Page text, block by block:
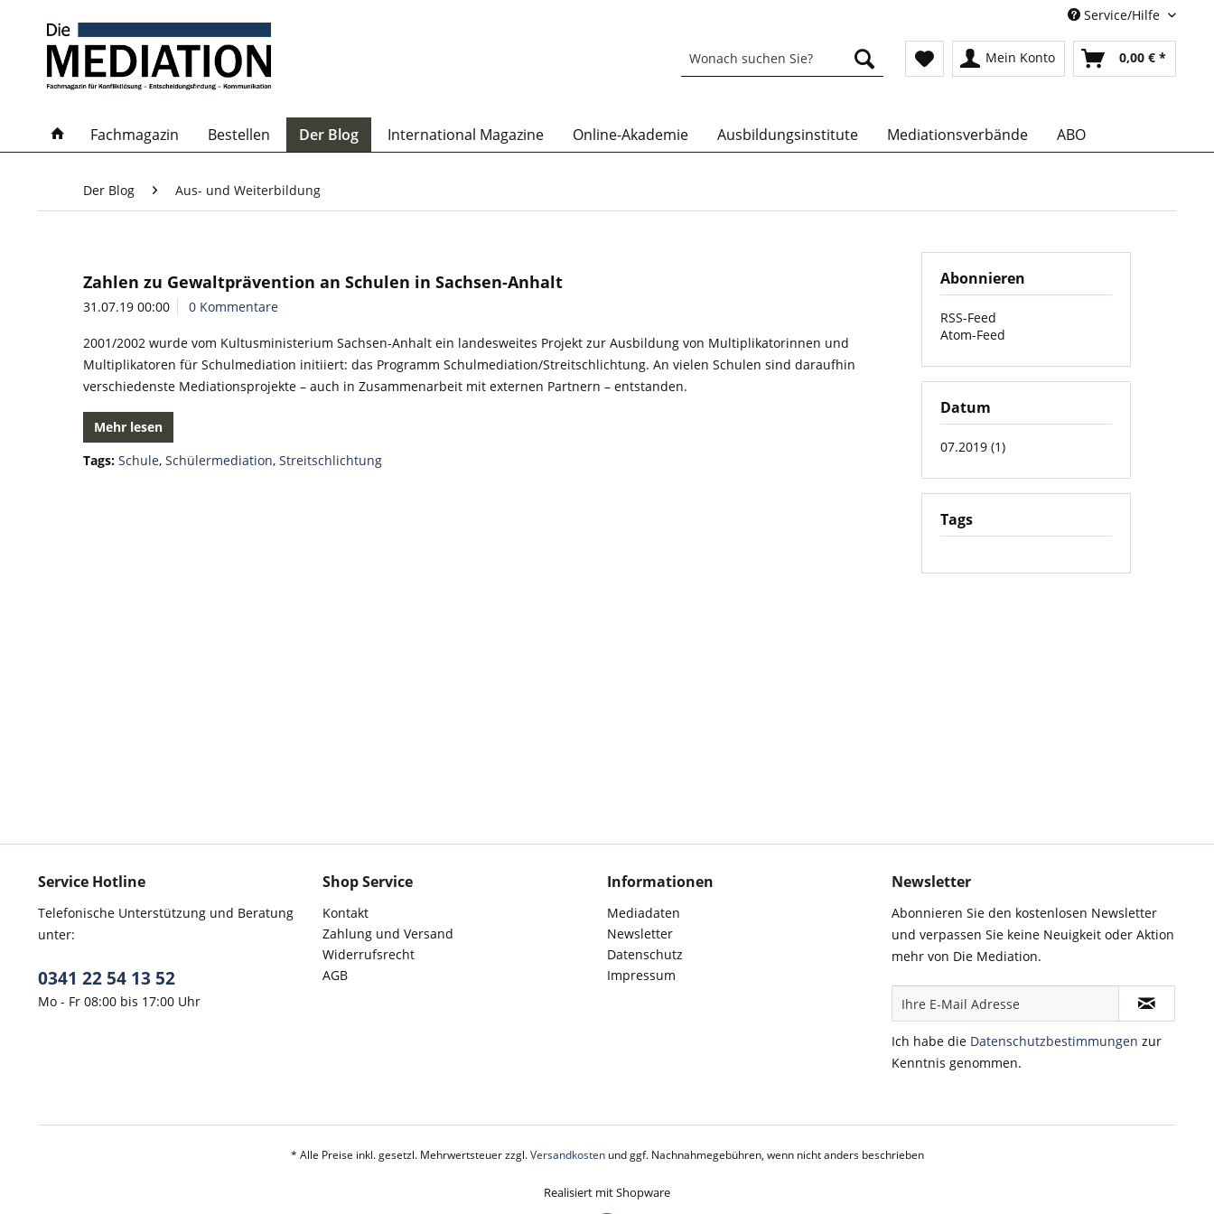
Service/Hilfe
Mein Konto 0,00 € *
Fachmagazin Bestellen Der Blog International Magazine Online-Akademie Ausbildungsinstitute Mediationsverbände ABO
Der Blog Aus- und Weiterbildung
Abonnieren
RSS-Feed
Atom-Feed
Datum
07.2019 (1)
Tags
Zahlen zu Gewaltprävention an Schulen in Sachsen-Anhalt
31.07.19 00:00 0 Kommentare
2001/2002 wurde vom Kultusministerium Sachsen-Anhalt ein landesweites Projekt zur Ausbildung von Multiplikatorinnen und
Multiplikatoren für Schulmediation initiiert: das Programm Schulmediation/Streitschlichtung. An vielen Schulen sind daraufhin
verschiedenste Mediationsprojekte – auch in Zusammenarbeit mit externen Partnern – entstanden.
Mehr lesen
Tags: Schule, Schülermediation, Streitschlichtung
Service Hotline
Telefonische Unterstützung und Beratung
unter:
0341 22 54 13 52
Mo - Fr 08:00 bis 17:00 Uhr
Shop Service
Kontakt
Zahlung und Versand
Widerrufsrecht
AGB
Informationen
Mediadaten
Newsletter
Datenschutz
Impressum
Newsletter
Abonnieren Sie den kostenlosen Newsletter
und verpassen Sie keine Neuigkeit oder Aktion
mehr von Die Mediation.
Ich habe die Datenschutzbestimmungen zur
Kenntnis genommen.
* Alle Preise inkl. gesetzl. Mehrwertsteuer zzgl.Versandkostenund ggf. Nachnahmegebühren, wenn nicht anders beschrieben
Realisiert mit Shopware